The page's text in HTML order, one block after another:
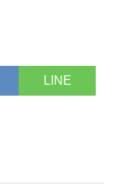
LINE